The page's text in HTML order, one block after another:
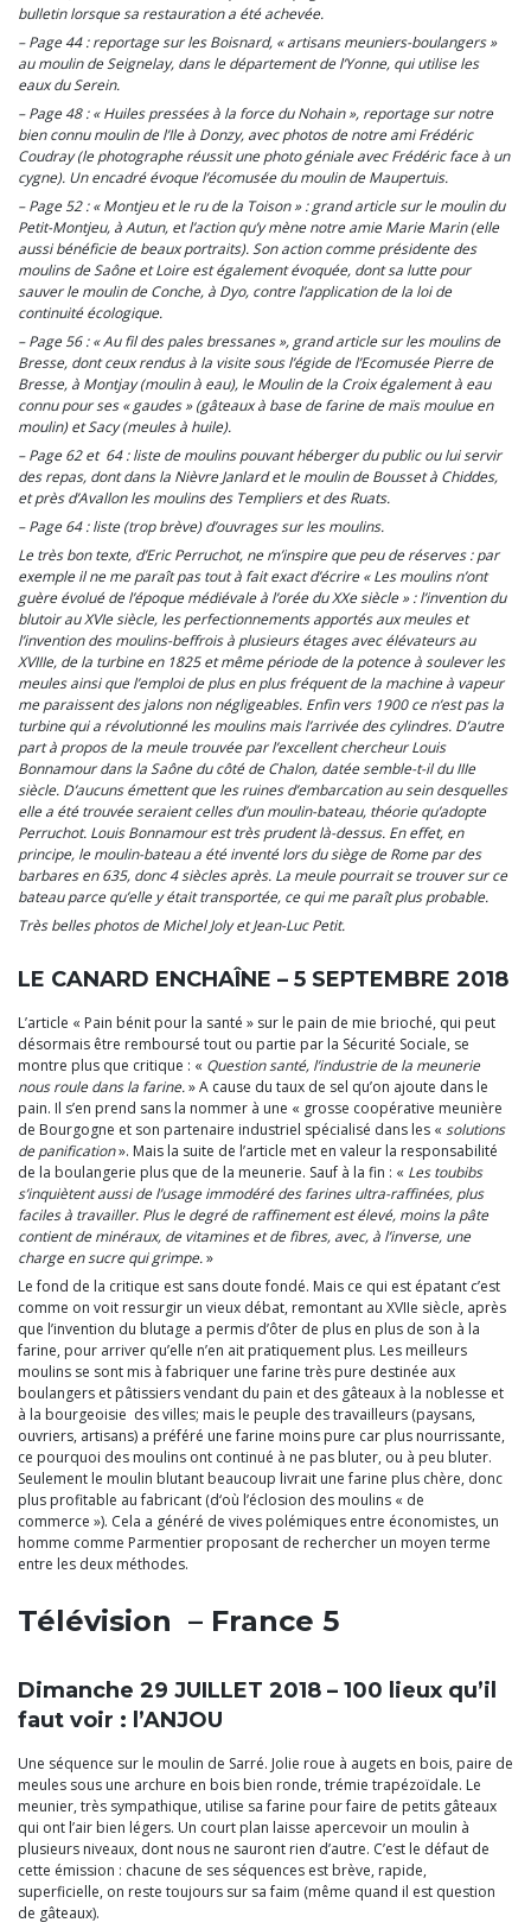
bulletin lorsque sa restauration a été achevée.
– Page 44 : reportage sur les Boisnard, « artisans meuniers-boulangers »
au moulin de Seignelay, dans le département de l’Yonne, qui utilise les
eaux du Serein.
– Page 48 : « Huiles pressées à la force du Nohain », reportage sur notre
bien connu moulin de l’Ile à Donzy, avec photos de notre ami Frédéric
Coudray (le photographe réussit une photo géniale avec Frédéric face à un
cygne). Un encadré évoque l’écomusée du moulin de Maupertuis.
– Page 52 : « Montjeu et le ru de la Toison » : grand article sur le moulin du
Petit-Montjeu, à Autun, et l’action qu’y mène notre amie Marie Marin (elle
aussi bénéficie de beaux portraits). Son action comme présidente des
moulins de Saône et Loire est également évoquée, dont sa lutte pour
sauver le moulin de Conche, à Dyo, contre l’application de la loi de
continuité écologique.
– Page 56 : « Au fil des pales bressanes », grand article sur les moulins de
Bresse, dont ceux rendus à la visite sous l’égide de l’Ecomusée Pierre de
Bresse, à Montjay (moulin à eau), le Moulin de la Croix également à eau
connu pour ses « gaudes » (gâteaux à base de farine de maïs moulue en
moulin) et Sacy (meules à huile).
– Page 62 et 64 : liste de moulins pouvant héberger du public ou lui servir
des repas, dont dans la Nièvre Janlard et le moulin de Bousset à Chiddes,
et près d’Avallon les moulins des Templiers et des Ruats.
– Page 64 : liste (trop brève) d’ouvrages sur les moulins.
Le très bon texte, d’Eric Perruchot, ne m’inspire que peu de réserves : par
exemple il ne me paraît pas tout à fait exact d’écrire « Les moulins n’ont
guère évolué de l’époque médiévale à l’orée du XXe siècle » : l’invention du
blutoir au XVIe siècle, les perfectionnements apportés aux meules et
l’invention des moulins-beffrois à plusieurs étages avec élévateurs au
XVIIIe, de la turbine en 1825 et même période de la potence à soulever les
meules ainsi que l’emploi de plus en plus fréquent de la machine à vapeur
me paraissent des jalons non négligeables. Enfin vers 1900 ce n’est pas la
turbine qui a révolutionné les moulins mais l’arrivée des cylindres. D’autre
part à propos de la meule trouvée par l’excellent chercheur Louis
Bonnamour dans la Saône du côté de Chalon, datée semble-t-il du IIIe
siècle. D’aucuns émettent que les ruines d’embarcation au sein desquelles
elle a été trouvée seraient celles d’un moulin-bateau, théorie qu’adopte
Perruchot. Louis Bonnamour est très prudent là-dessus. En effet, en
principe, le moulin-bateau a été inventé lors du siège de Rome par des
barbares en 635, donc 4 siècles après. La meule pourrait se trouver sur ce
bateau parce qu’elle y était transportée, ce qui me paraît plus probable.
Très belles photos de Michel Joly et Jean-Luc Petit.
LE CANARD ENCHAÎNE – 5 SEPTEMBRE 2018
L’article « Pain bénit pour la santé » sur le pain de mie brioché, qui peut
désormais être remboursé tout ou partie par la Sécurité Sociale, se
montre plus que critique : « Question santé, l’industrie de la meunerie
nous roule dans la farine.» A cause du taux de sel qu’on ajoute dans le
pain. Il s’en prend sans la nommer à une « grosse coopérative meunière
de Bourgogne et son partenaire industriel spécialisé dans les « solutions
de panification». Mais la suite de l’article met en valeur la responsabilité
de la boulangerie plus que de la meunerie. Sauf à la fin : « Les toubibs
s’inquiètent aussi de l’usage immodéré des farines ultra-raffinées, plus
faciles à travailler. Plus le degré de raffinement est élevé, moins la pâte
contient de minéraux, de vitamines et de fibres, avec, à l’inverse, une
charge en sucre qui grimpe.»
Le fond de la critique est sans doute fondé. Mais ce qui est épatant c’est
comme on voit ressurgir un vieux débat, remontant au XVIIe siècle, après
que l’invention du blutage a permis d’ôter de plus en plus de son à la
farine, pour arriver qu’elle n’en ait pratiquement plus. Les meilleurs
moulins se sont mis à fabriquer une farine très pure destinée aux
boulangers et pâtissiers vendant du pain et des gâteaux à la noblesse et
à la bourgeoisie des villes; mais le peuple des travailleurs (paysans,
ouvriers, artisans) a préféré une farine moins pure car plus nourrissante,
ce pourquoi des moulins ont continué à ne pas bluter, ou à peu bluter.
Seulement le moulin blutant beaucoup livrait une farine plus chère, donc
plus profitable au fabricant (d‘où l’éclosion des moulins « de
commerce »). Cela a généré de vives polémiques entre économistes, un
homme comme Parmentier proposant de rechercher un moyen terme
entre les deux méthodes.
Télévision – France 5
Dimanche 29 JUILLET 2018 – 100 lieux qu’il
faut voir : l’ANJOU
Une séquence sur le moulin de Sarré. Jolie roue à augets en bois, paire de
meules sous une archure en bois bien ronde, trémie trapézoïdale. Le
meunier, très sympathique, utilise sa farine pour faire de petits gâteaux
qui ont l’air bien légers. Un court plan laisse apercevoir un moulin à
plusieurs niveaux, dont nous ne sauront rien d’autre. C’est le défaut de
cette émission : chacune de ses séquences est brève, rapide,
superficielle, on reste toujours sur sa faim (même quand il est question
de gâteaux).